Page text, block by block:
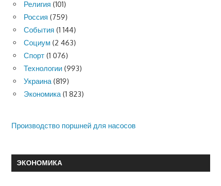
Религия (101)
Россия (759)
События (1 144)
Социум (2 463)
Спорт (1 076)
Технологии (993)
Украина(819)
Экономика(1 823)
Производство поршней для насосов
ЭКОНОМИКА